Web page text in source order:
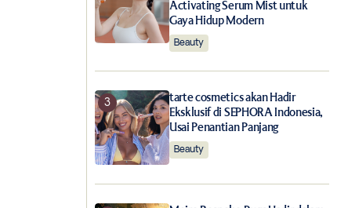
Activating Serum Mist untuk
Gaya Hidup Modern
Beauty
tarte cosmetics akan Hadir
Eksklusif di SEPHORA Indonesia,
Usai Penantian Panjang
Beauty